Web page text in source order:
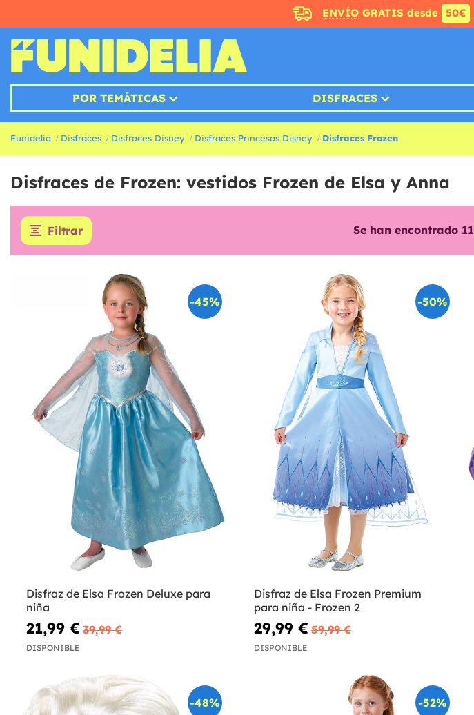
ENVÍOGRATIS desde 50€
POR TEMÁTICAS DISFRACES
Funidelia Disfraces Disfraces Disney Disfraces Princesas Disney Disfraces Frozen
Disfraces de Frozen: vestidos Frozen de Elsa y Anna
Filtrar Se han encontrado 11
-45%
Disfraz de Elsa Frozen Deluxe para
niña
21,99 € 39,99 €
DISPONIBLE
-50%
Disfraz de Elsa Frozen Premium
para niña - Frozen 2
29,99 € 59,99 €
DISPONIBLE
-48% -52%